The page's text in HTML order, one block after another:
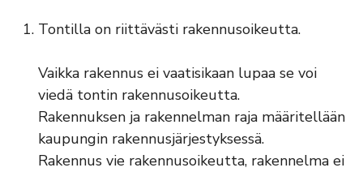
Tontilla on riittävästi rakennusoikeutta.
Vaikka rakennus ei vaatisikaan lupaa se voi
viedä tontin rakennusoikeutta.
Rakennuksen ja rakennelman raja määritellään
kaupungin rakennusjärjestyksessä.
Rakennus vie rakennusoikeutta, rakennelma ei